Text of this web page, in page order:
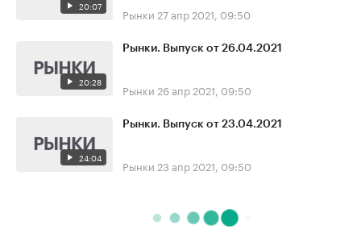
20:07 Рынки 27 апр 2021, 09:50
20:28
Рынки. Выпуск от 26.04.2021
Рынки 26 апр 2021, 09:50
24:04
Рынки. Выпуск от 23.04.2021
Рынки 23 апр 2021, 09:50